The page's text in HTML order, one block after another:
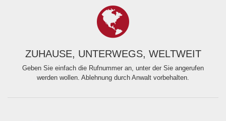
ZUHAUSE, UNTERWEGS, WELTWEIT
Geben Sie einfach die Rufnummer an, unter der Sie angerufen
werden wollen. Ablehnung durch Anwalt vorbehalten.